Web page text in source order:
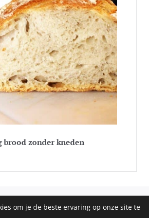
brood zonder kneden
- 2026 SOS RECEPTEN. ALL RIGHTS
om je de beste ervaring op onze site te